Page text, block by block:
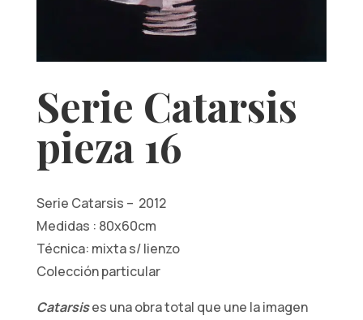
Serie Catarsis
pieza 16
Serie Catarsis – 2012
Medidas : 80x60cm
Técnica: mixta s/ lienzo
Colección particular
Catarsises una obra total que une la imagen